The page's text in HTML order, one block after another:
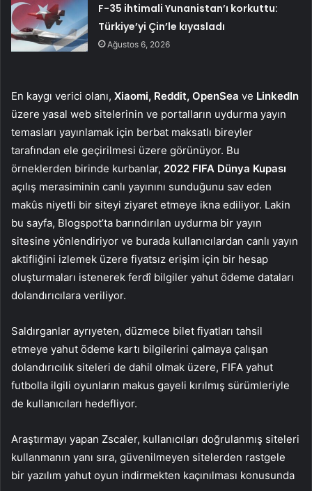
F-35 ihtimali Yunanistan’ı korkuttu:
Türkiye’yi Çin’le kıyasladı
Ağustos 6, 2026
En kaygı verici olanı, Xiaomi, Reddit, OpenSea ve LinkedIn
üzere yasal web sitelerinin ve portalların uydurma yayın
temasları yayınlamak için berbat maksatlı bireyler
tarafından ele geçirilmesi üzere görünüyor. Bu
örneklerden birinde kurbanlar, 2022 FIFA Dünya Kupası
açılış merasiminin canlı yayınını sunduğunu sav eden
makûs niyetli bir siteyi ziyaret etmeye ikna ediliyor. Lakin
bu sayfa, Blogspot’ta barındırılan uydurma bir yayın
sitesine yönlendiriyor ve burada kullanıcılardan canlı yayın
aktifliğini izlemek üzere fiyatsız erişim için bir hesap
oluşturmaları istenerek ferdî bilgiler yahut ödeme dataları
dolandırıcılara veriliyor.
Saldırganlar ayrıyeten, düzmece bilet fiyatları tahsil
etmeye yahut ödeme kartı bilgilerini çalmaya çalışan
dolandırıcılık siteleri de dahil olmak üzere, FIFA yahut
futbolla ilgili oyunların makus gayeli kırılmış sürümleriyle
de kullanıcıları hedefliyor.
Araştırmayı yapan Zscaler, kullanıcıları doğrulanmış siteleri
kullanmanın yanı sıra, güvenilmeyen sitelerden rastgele
bir yazılım yahut oyun indirmekten kaçınılması konusunda